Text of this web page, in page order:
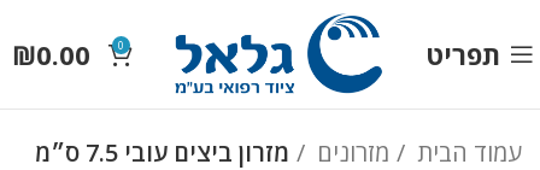
תפריט 0
₪0.00
עמוד הבית מזרונים מזרון ביצים עובי 7.5 ס״מ